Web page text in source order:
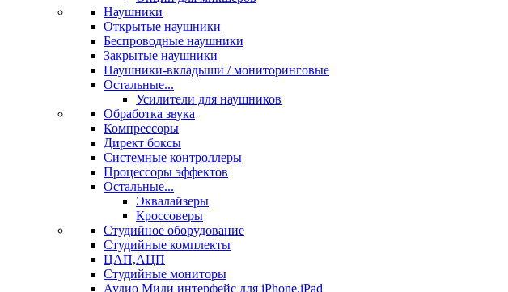
Наушники
Открытые наушники
Беспроводные наушники
Закрытые наушники
Наушники-вкладыши / мониторинговые
Остальные...
Усилители для наушников
Обработка звука
Компрессоры
Директ боксы
Системные контроллеры
Процессоры эффектов
Остальные...
Эквалайзеры
Кроссоверы
Студийное оборудование
Студийные комплекты
ЦАП,АЦП
Студийные мониторы
Аудио Миди интерфейс для iPhone,iPad